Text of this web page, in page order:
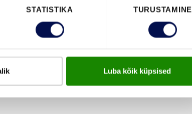
STATISTIKA TURUSTAMINE
Luba kõik küpsised